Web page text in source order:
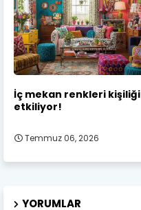
İç mekan renkleri kişiliği
etkiliyor!
Temmuz 06, 2026
YORUMLAR